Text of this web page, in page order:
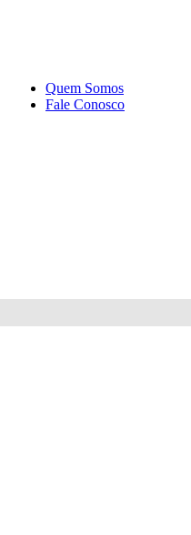
Quem Somos
Fale Conosco